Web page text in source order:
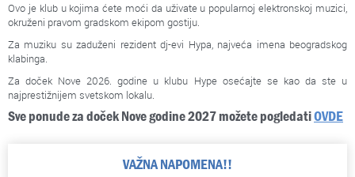
Ovo je klub u kojima ćete moći da uživate u popularnoj elektronskoj muzici,
okruženi pravom gradskom ekipom gostiju.
Za muziku su zaduženi rezident dj-evi Hypa, najveća imena beogradskog
klabinga.
Za doček Nove 2026. godine u klubu Hype osećajte se kao da ste u
najprestižnijem svetskom lokalu.
Sve ponude za doček Nove godine 2027 možete pogledatiOVDE
VAŽNA NAPOMENA!!